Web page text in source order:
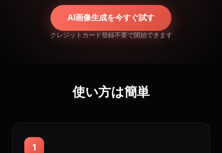
AI画像生成を今すぐ試す
クレジットカード登録不要で開始できます
使い方は簡単
1